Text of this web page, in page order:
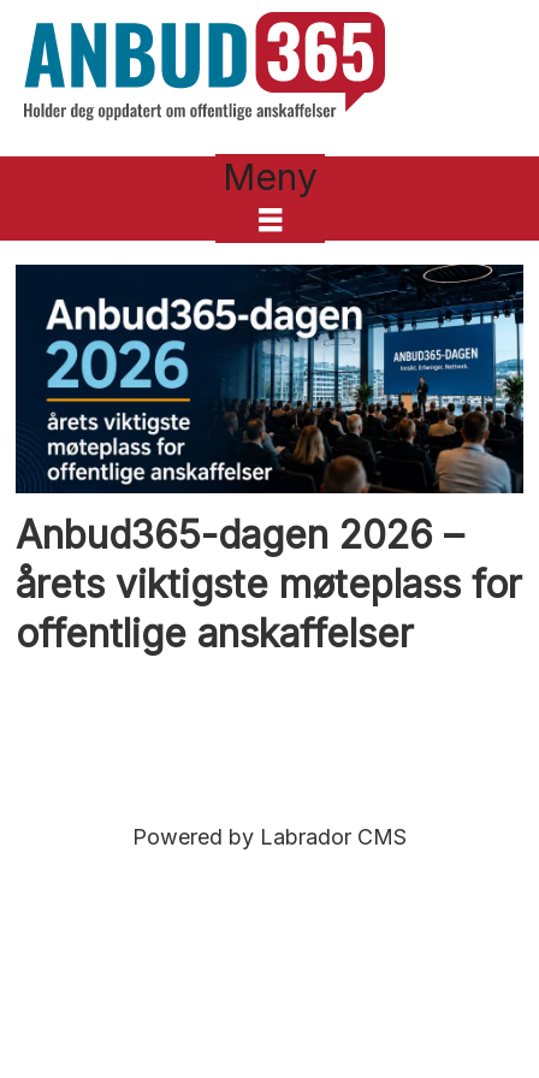
Meny
Tag:
aker
brygge
Anbud365-dagen 2026 –
årets viktigste møteplass for
offentlige anskaffelser
Powered by Labrador CMS